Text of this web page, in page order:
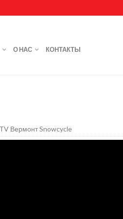
О НАС КОНТАКТЫ
Вермонт Snowcycle